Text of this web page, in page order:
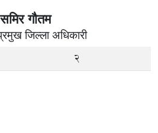
समिर गौतम
जिल्ला अधिकारी
2